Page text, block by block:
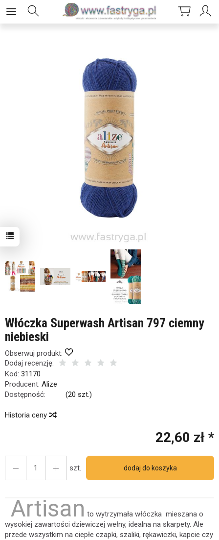
Włóczka Superwash Artisan 797 ciemny
niebieski
Obserwuj produkt:
Dodaj recenzję:
Kod: 31170
Producent: Alize
Dostępność:
(20 szt.)
Historia ceny
22,60 zł *
szt. dodaj do koszyka
Artisan to wytrzymała włóczka mieszana o
wysokiej zawartości dziewiczej wełny, idealna na skarpety. Ale
przede wszystkim na ciepłe czapki, szaliki, rękawiczki, kapcie czy